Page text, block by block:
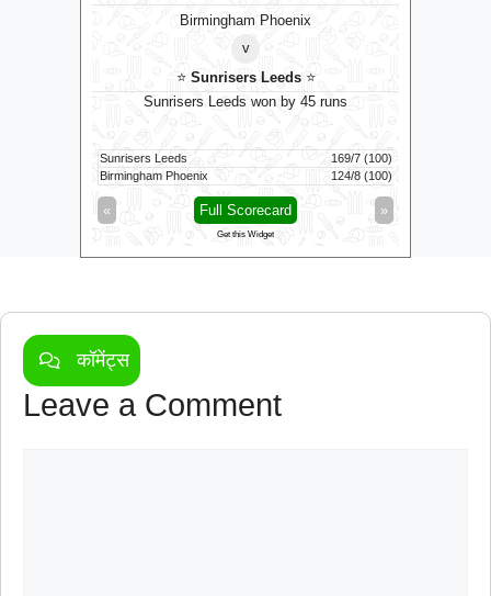
Birmingham Phoenix
v
⭐Sunrisers Leeds ⭐
Sunrisers Leeds won by 45 runs
Sunrisers Leeds
169/7 (100)
Birmingham Phoenix
124/8 (100)
« »
Full Scorecard
Get this Widget
कॉमेंट्स
Leave a Comment